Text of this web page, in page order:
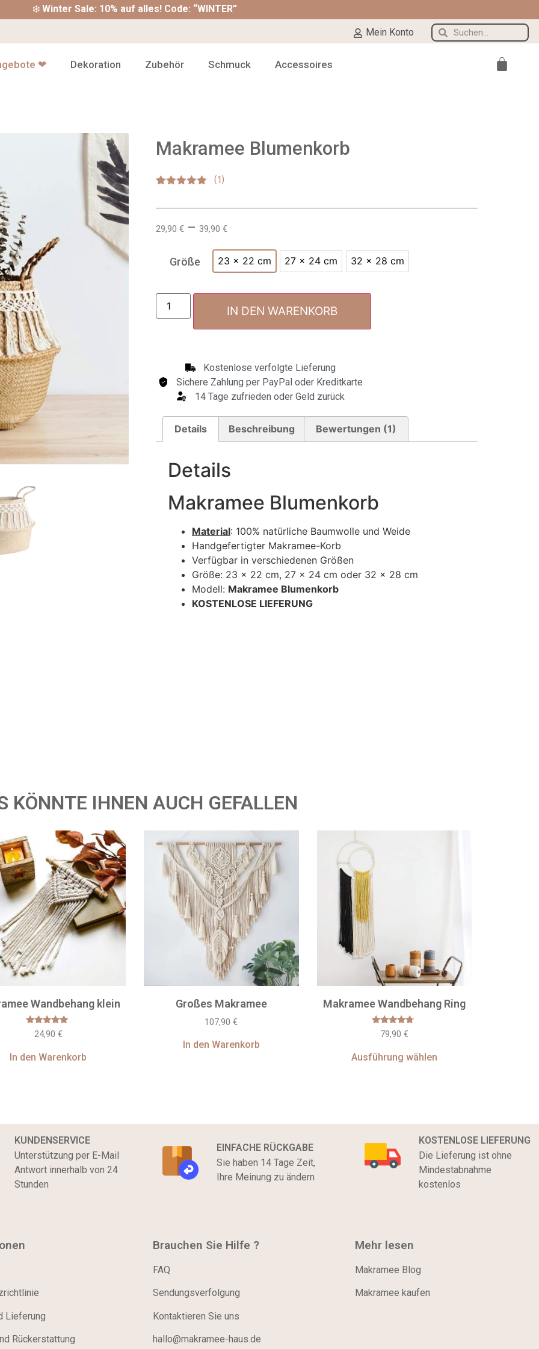
❄️ Winter Sale: 10% auf alles! Code: “WINTER”
Mein Konto
❤ Dekoration Zubehör Schmuck Accessoires
Makramee Blumenkorb
auf
Kundenbewertung
29,90 € – 39,90 €
Größe 23 x 22 cm 27 x 24 cm 32 x 28 cm
IN DEN WARENKORB
Kostenlose verfolgte Lieferung
Sichere Zahlung per PayPal oder Kreditkarte
14 Tage zufrieden oder Geld zurück
Details Beschreibung Bewertungen (1)
Details
Makramee Blumenkorb
Material: 100% natürliche Baumwolle und Weide
Handgefertigter Makramee-Korb
Verfügbar in verschiedenen Größen
Größe: 23 x 22 cm, 27 x 24 cm oder 32 x 28 cm
Modell: Makramee Blumenkorb
KOSTENLOSE LIEFERUNG
KÖNNTE IHNEN AUCH GEFALLEN
Wandbehang klein
Bewertet
mit
von 5
24,90 €
In den Warenkorb
Großes Makramee
107,90€
In den Warenkorb
Makramee Wandbehang Ring
Bewertet
mit
von 5
79,90 €
Ausführung wählen
KUNDENSERVICE
Unterstützung per E-Mail
Antwort innerhalb von 24
Stunden
EINFACHE RÜCKGABE
Sie haben 14 Tage Zeit,
Ihre Meinung zu ändern
KOSTENLOSE LIEFERUNG
Die Lieferung ist ohne
Mindestabnahme
kostenlos
Lieferung
Rückerstattung
Brauchen Sie Hilfe ?
FAQ
Sendungsverfolgung
Kontaktieren Sie uns
hallo@makramee-haus.de
Mehr lesen
Makramee Blog
Makramee kaufen